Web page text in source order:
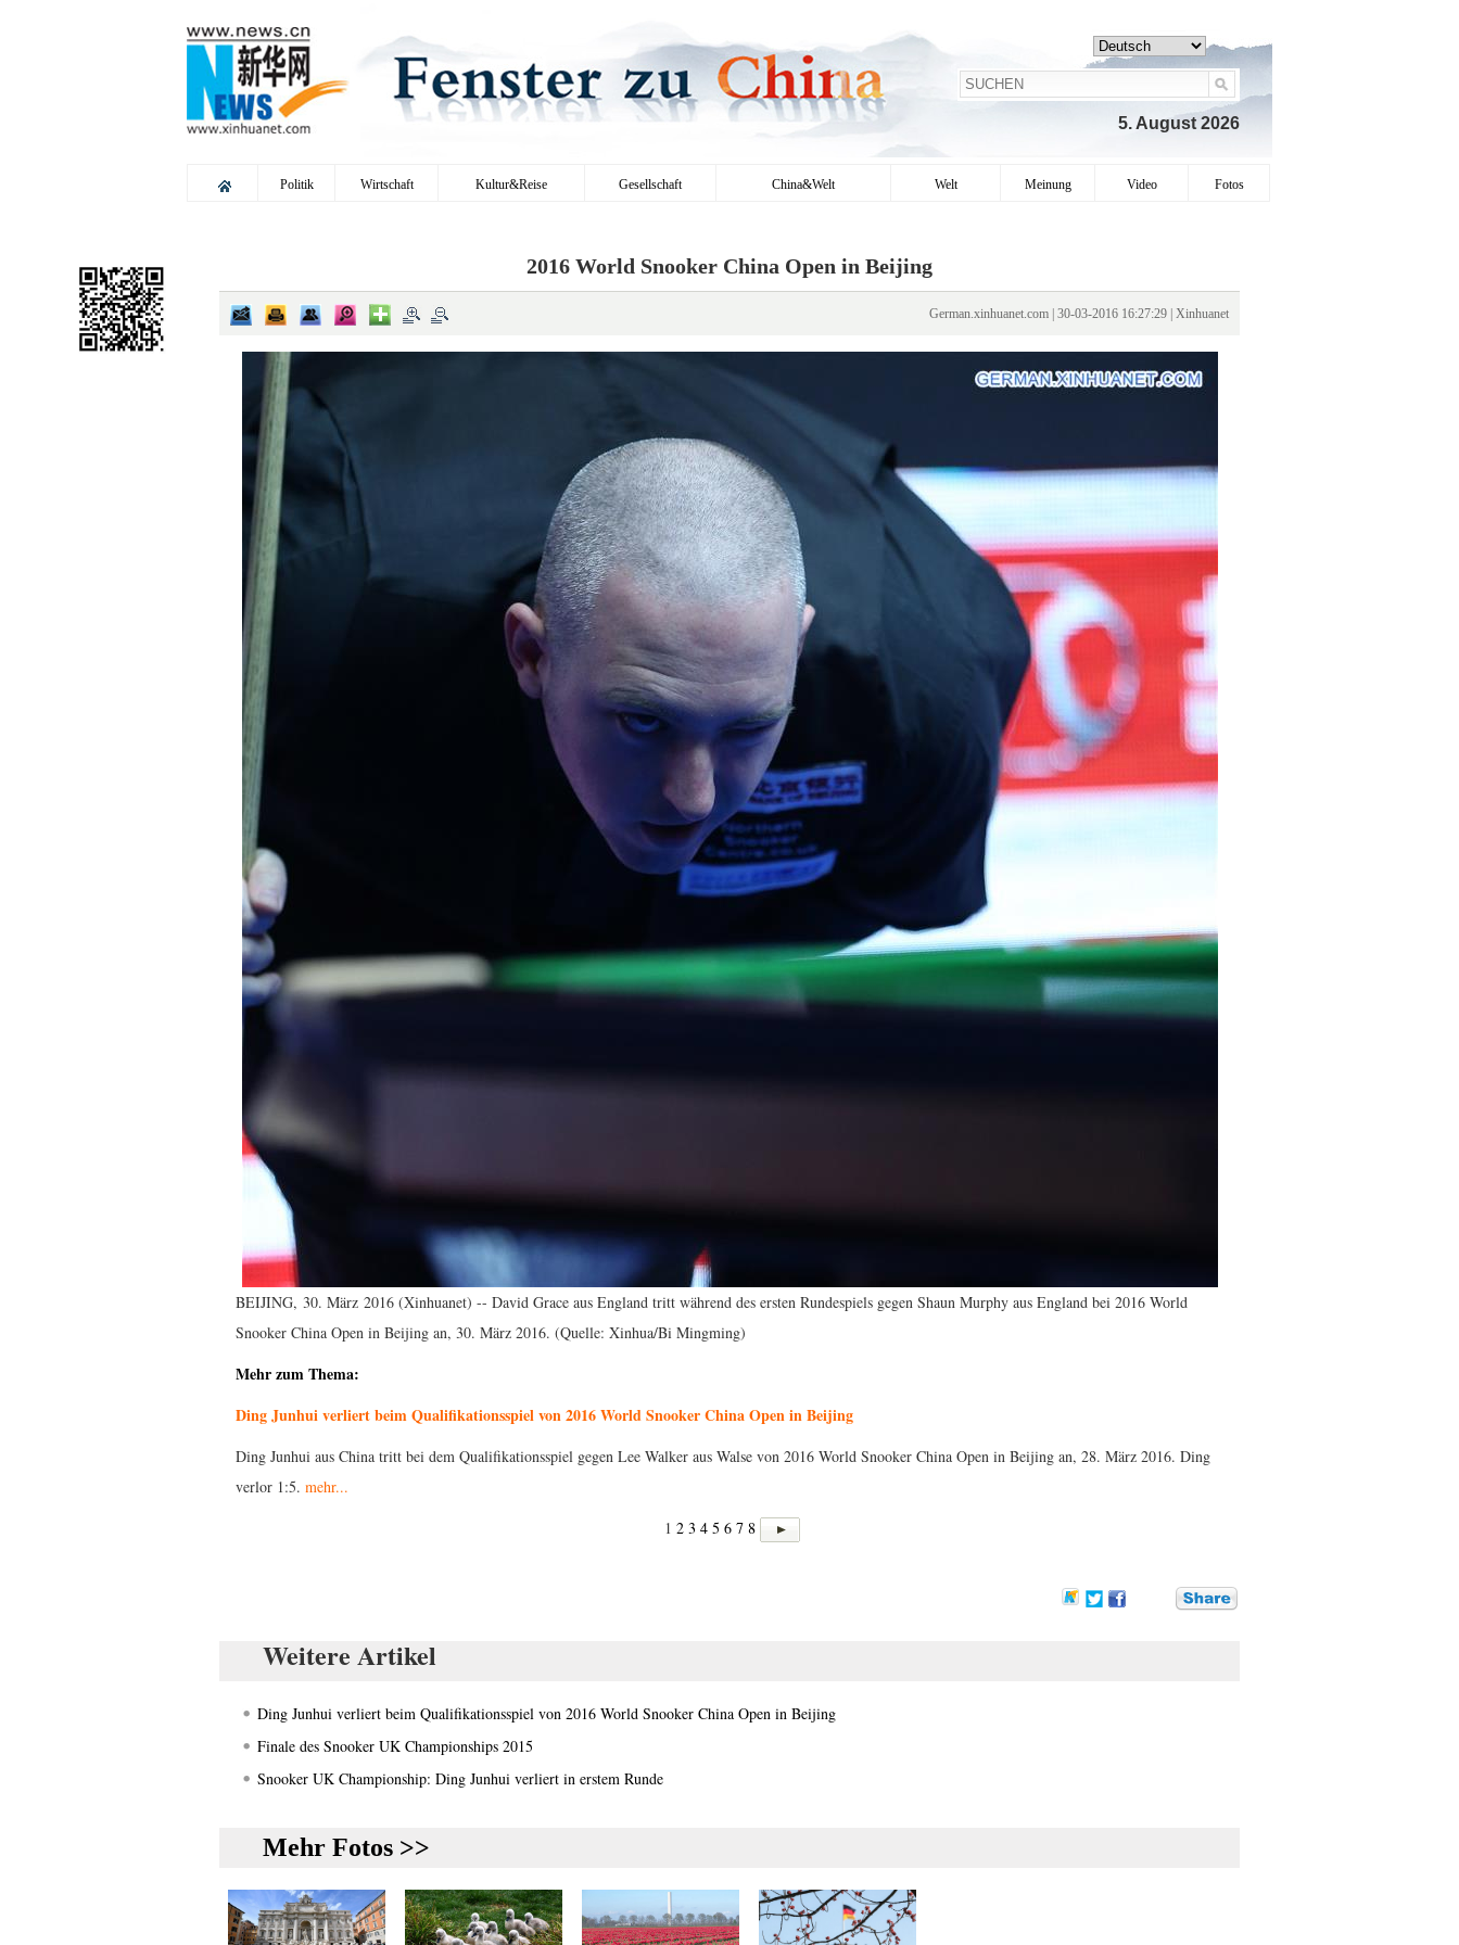
5. August 2026
Politik Wirtschaft Kultur&Reise Gesellschaft China&Welt Welt Meinung Video Fotos
2016 World Snooker China Open in Beijing
German.xinhuanet.com | 30-03-2016 16:27:29 | Xinhuanet
BEIJING, 30. März 2016 (Xinhuanet) -- David Grace aus England tritt während des ersten Rundespiels gegen Shaun Murphy aus England bei 2016 World
Snooker China Open in Beijing an, 30. März 2016. (Quelle: Xinhua/Bi Mingming)
Mehr zum Thema:
Ding Junhui verliert beim Qualifikationsspiel von 2016 World Snooker China Open in Beijing
Ding Junhui aus China tritt bei dem Qualifikationsspiel gegen Lee Walker aus Walse von 2016 World Snooker China Open in Beijing an, 28. März 2016. Ding
verlor 1:5. mehr...
1 2 3 4 5 6 7 8
Weitere Artikel
Ding Junhui verliert beim Qualifikationsspiel von 2016 World Snooker China Open in Beijing
Finale des Snooker UK Championships 2015
Snooker UK Championship: Ding Junhui verliert in erstem Runde